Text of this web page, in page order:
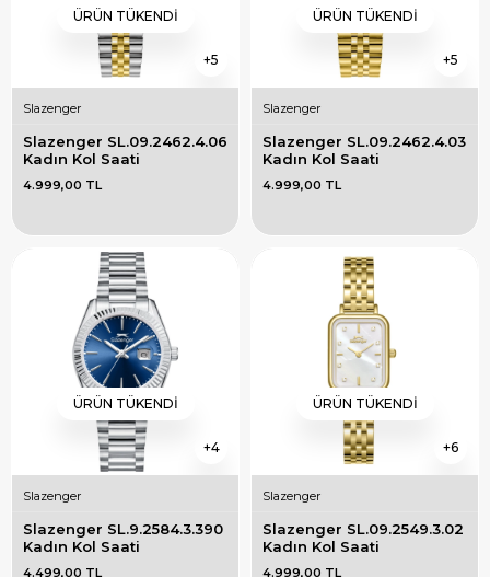
5
ÜRÜN TÜKENDI
Slazenger
Slazenger SL.09.2462.4.06
Kadın Kol Saati
4.999,00 TL
5
ÜRÜN TÜKENDI
Slazenger
Slazenger SL.09.2462.4.03
Kadın Kol Saati
4.999,00 TL
4
ÜRÜN TÜKENDI
Slazenger
Slazenger SL.9.2584.3.390
Kadın Kol Saati
4.499,00 TL
6
ÜRÜN TÜKENDI
Slazenger
Slazenger SL.09.2549.3.02
Kadın Kol Saati
4.999,00 TL